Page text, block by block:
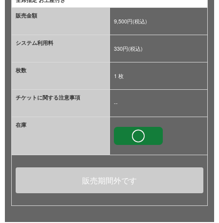
販売金額
9,500円(税込)
システム利用料
330円(税込)
枚数
1 枚
チケットに関する注意事項
--
在庫
販売期間外です